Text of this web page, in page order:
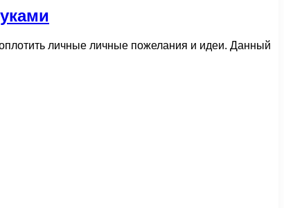
личные личные пожелания и идеи. Данный